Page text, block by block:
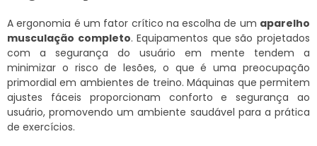
A ergonomia é um fator crítico na escolha de um aparelho
musculação completo. Equipamentos que são projetados
com a segurança do usuário em mente tendem a
minimizar o risco de lesões, o que é uma preocupação
primordial em ambientes de treino. Máquinas que permitem
ajustes fáceis proporcionam conforto e segurança ao
usuário, promovendo um ambiente saudável para a prática
de exercícios.